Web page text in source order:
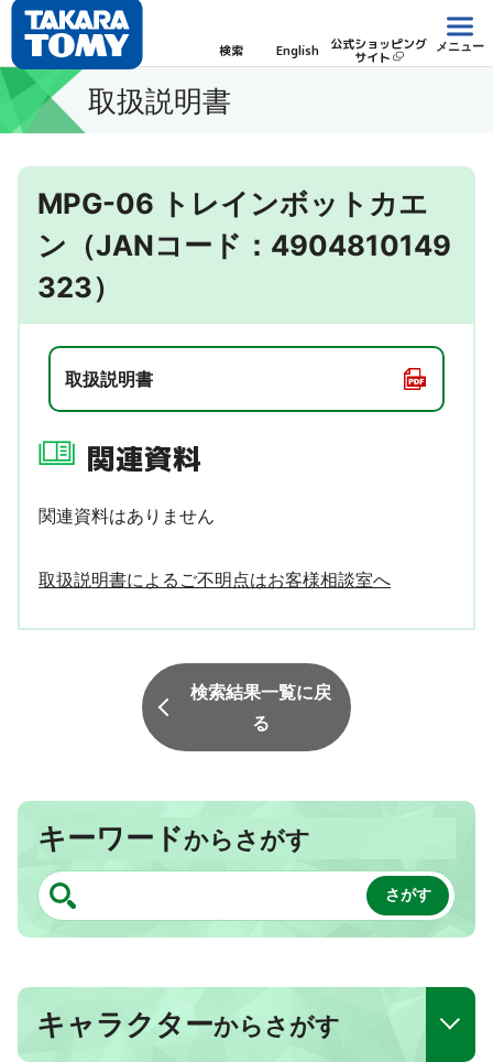
検索 English 公式ショッピング
サイト
メニュー
取扱説明書
MPG-06 トレインボットカエ
ン（JANコード：4904810149
323）
取扱説明書
関連資料
関連資料はありません
取扱説明書によるご不明点はお客様相談室へ
検索結果一覧に戻
る
キーワードからさがす
キャラクターからさがす